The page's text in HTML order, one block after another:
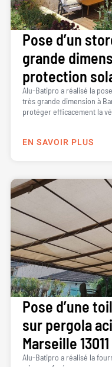
Pose d’un
grande
protection
Alu-Batipro a réalisé la
très grande dimension à
protéger efficacement la
EN SAVOIR PLUS
Pose d’une
sur pergola
Marseille 13011
Alu-Batipro a réalisé la